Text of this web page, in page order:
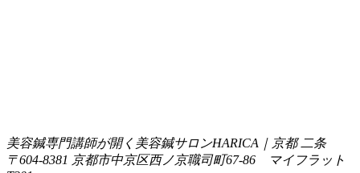
美容鍼専門講師が開く美容鍼サロンHARICA｜京都 二条
〒604-8381 京都市中京区西ノ京職司町67-86 マイフラット